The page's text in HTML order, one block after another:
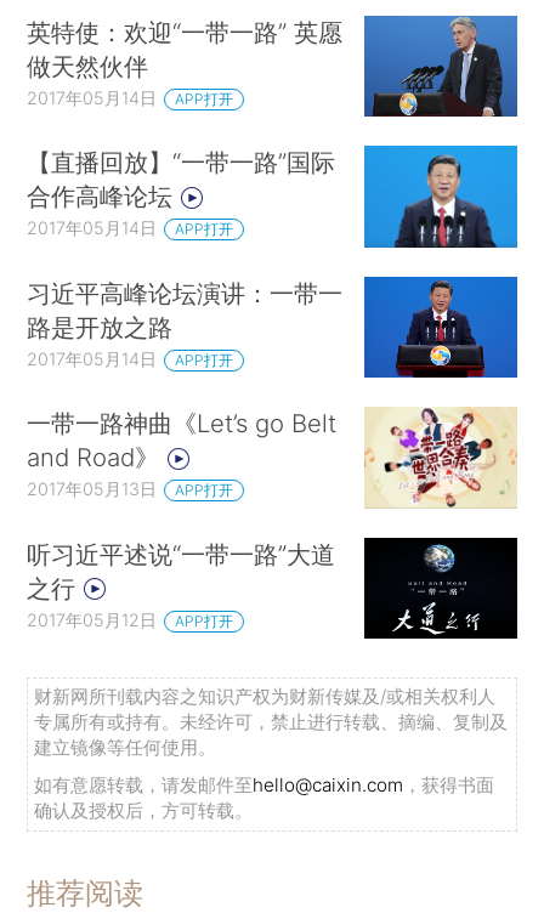
英特使：欢迎“一带一路” 英愿
做天然伙伴
2017年05月14日 APP打开
【直播回放】“一带一路”国际
合作高峰论坛
2017年05月14日 APP打开
习近平高峰论坛演讲：一带一
路是开放之路
2017年05月14日 APP打开
一带一路神曲《Let’s go Belt
and Road》
2017年05月13日 APP打开
听习近平述说“一带一路”大道
之行
2017年05月12日 APP打开
财新网所刊载内容之知识产权为财新传媒及/或相关权利人
专属所有或持有。未经许可，禁止进行转载、摘编、复制及
建立镜像等任何使用。
如有意愿转载，请发邮件至hello@caixin.com ，获得书面
确认及授权后，方可转载。
推荐阅读